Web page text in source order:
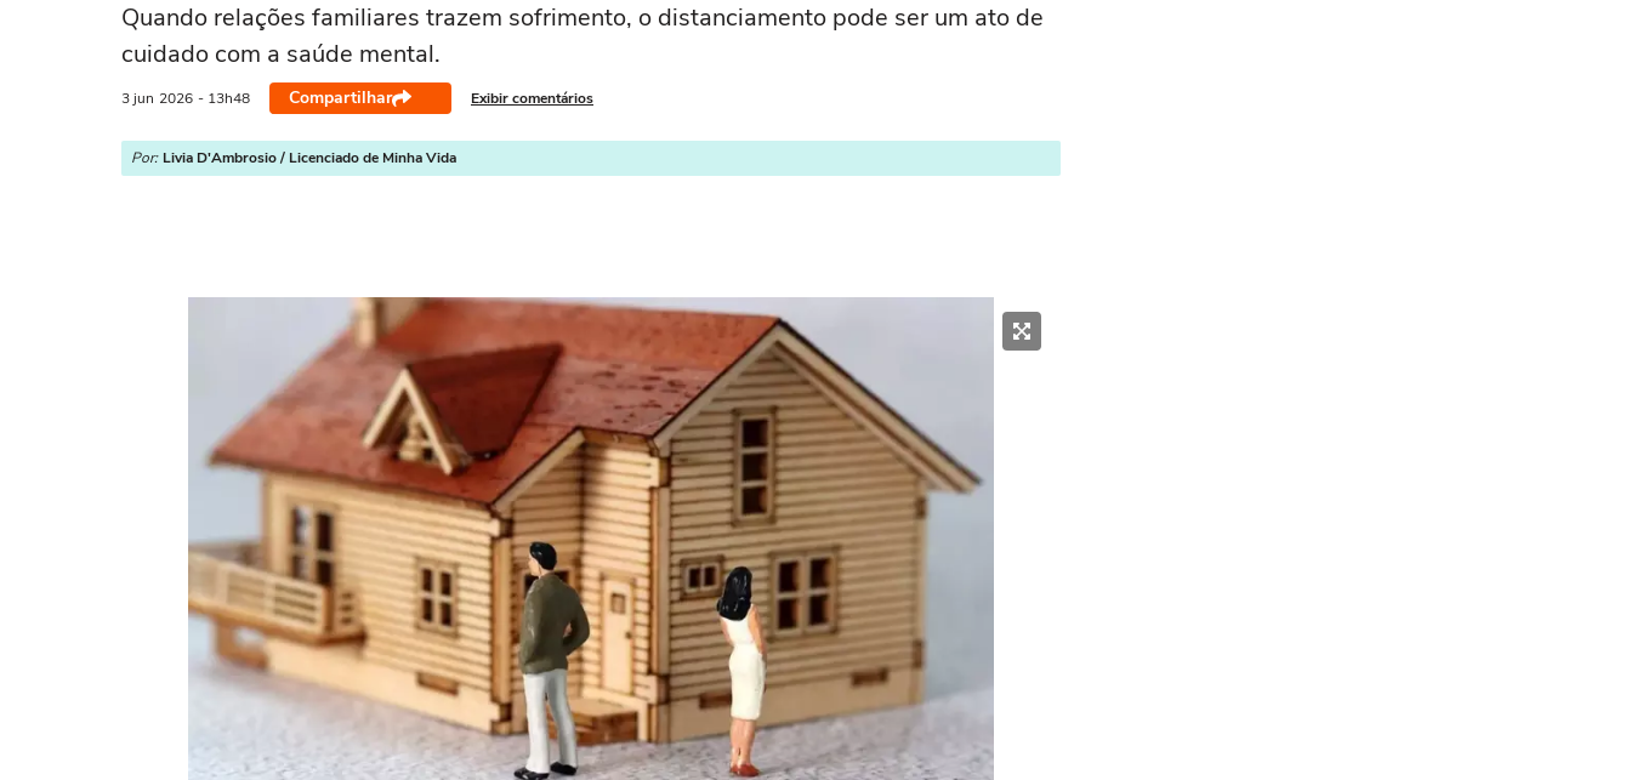
Quando relações familiares trazem sofrimento, o distanciamento pode ser um ato de
cuidado com a saúde mental.
3 jun 2026 - 13h48 Compartilhar Exibir comentários
Por: Livia D'Ambrosio / Licenciado de Minha Vida